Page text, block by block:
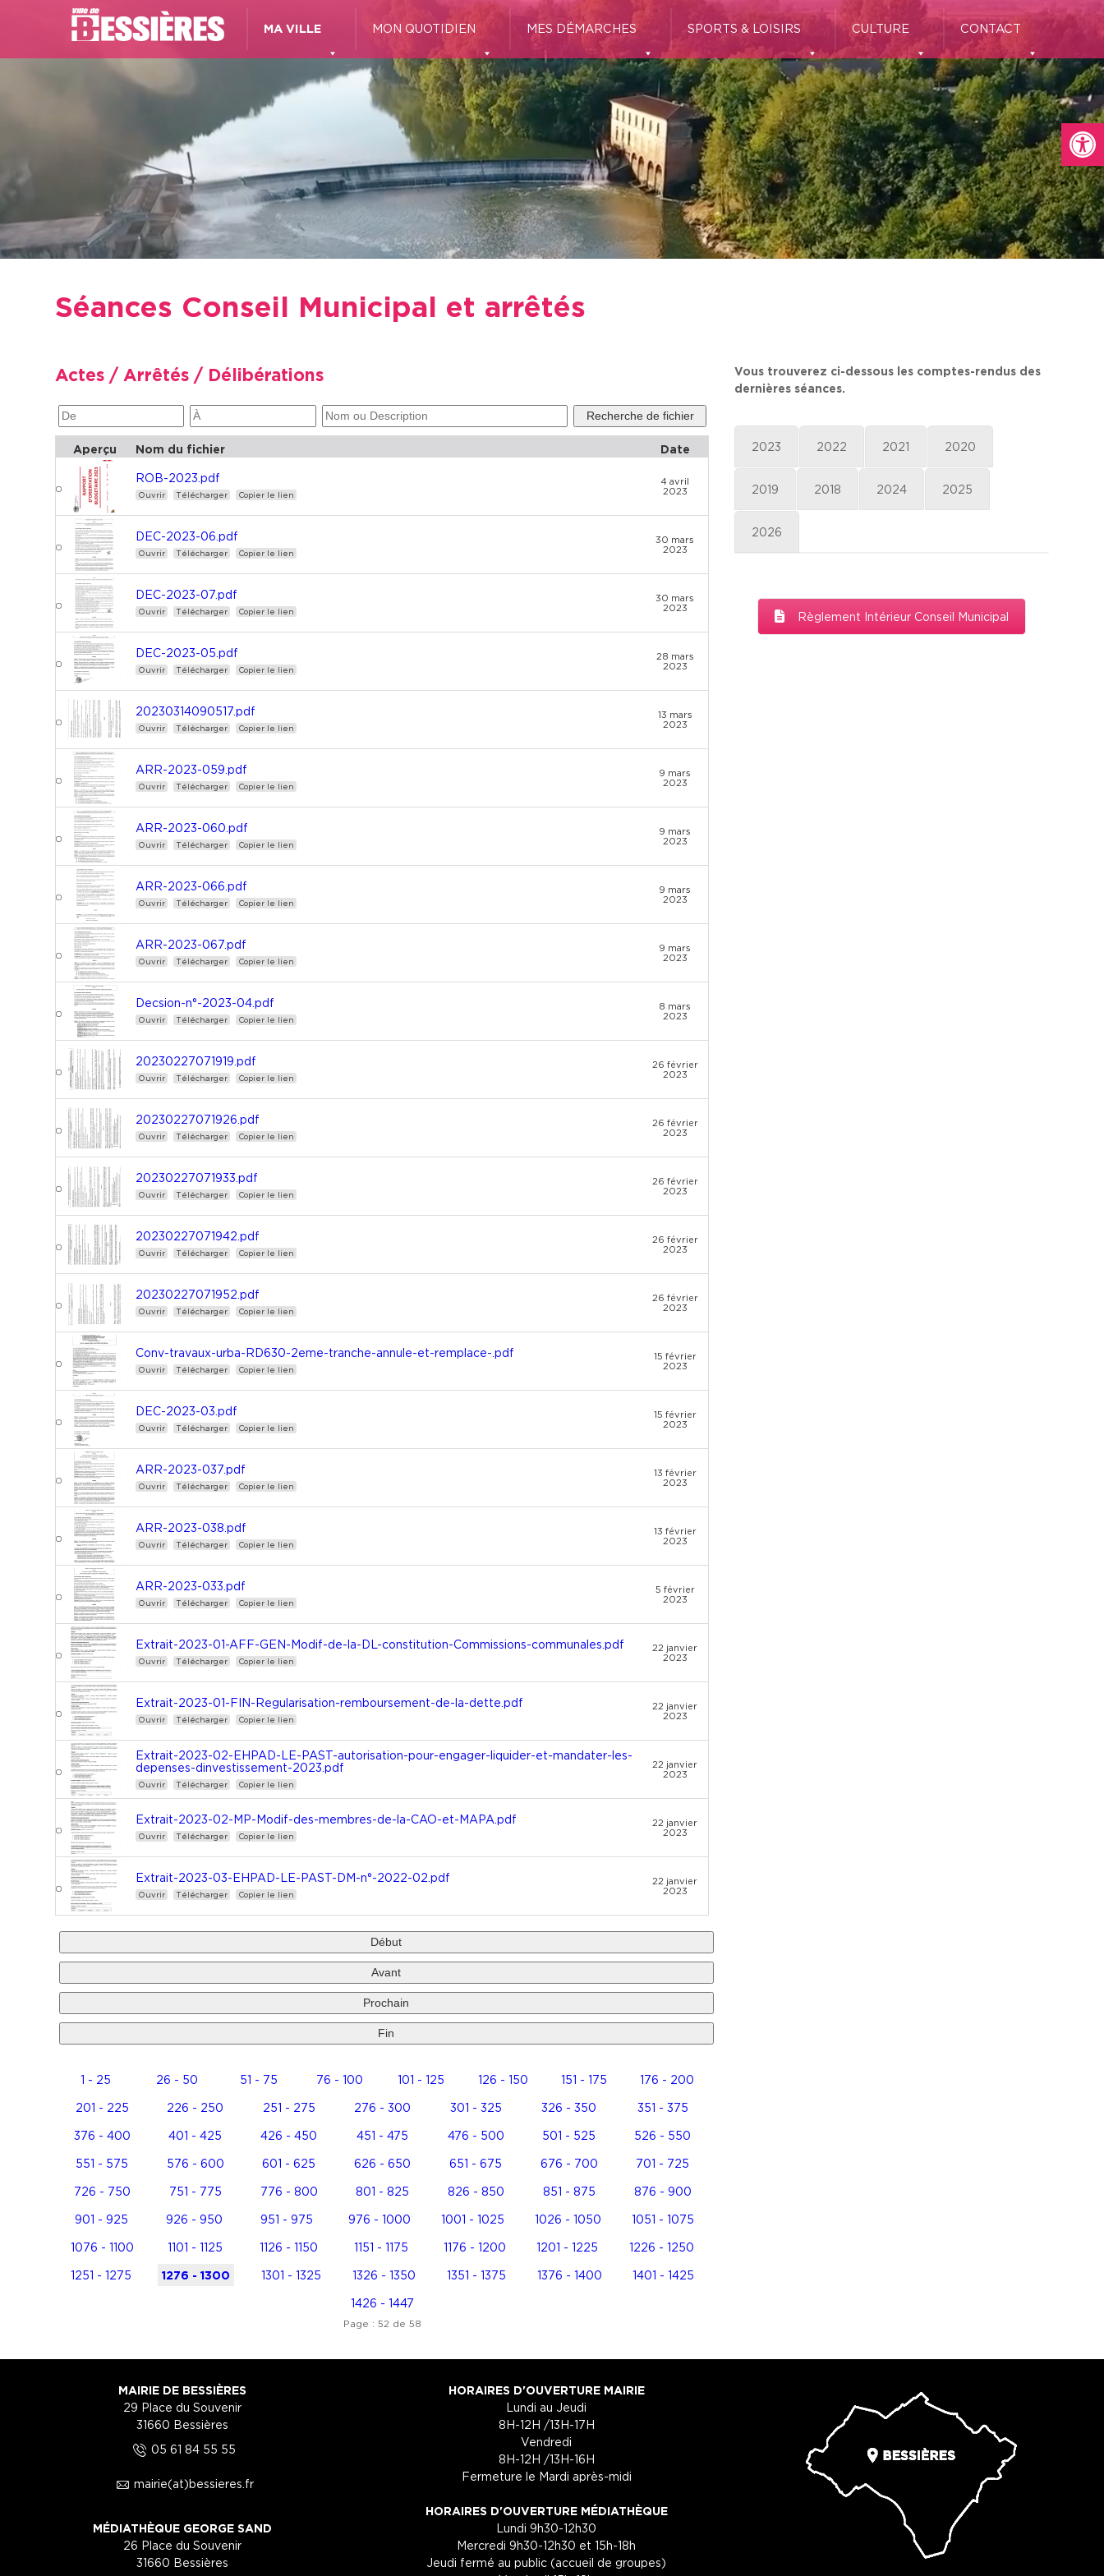
MA VILLE MON QUOTIDIEN MES DÉMARCHES SPORTS & LOISIRS CULTURE CONTACT
Séances Conseil Municipal et arrêtés
Actes / Arrêtés / Délibérations
Aperçu Nom du fichier Date
ROB-2023.pdf
Ouvrir Télécharger Copier le lien
4 avril
2023
DEC-2023-06.pdf
Ouvrir Télécharger Copier le lien
30 mars
2023
DEC-2023-07.pdf
Ouvrir Télécharger Copier le lien
30 mars
2023
DEC-2023-05.pdf
Ouvrir Télécharger Copier le lien
28 mars
2023
20230314090517.pdf
Ouvrir Télécharger Copier le lien
13 mars
2023
ARR-2023-059.pdf
Ouvrir Télécharger Copier le lien
9 mars
2023
ARR-2023-060.pdf
Ouvrir Télécharger Copier le lien
9 mars
2023
ARR-2023-066.pdf
Ouvrir Télécharger Copier le lien
9 mars
2023
ARR-2023-067.pdf
Ouvrir Télécharger Copier le lien
9 mars
2023
Decsion-n°-2023-04.pdf
Ouvrir Télécharger Copier le lien
8 mars
2023
20230227071919.pdf
Ouvrir Télécharger Copier le lien
26 février
2023
20230227071926.pdf
Ouvrir Télécharger Copier le lien
26 février
2023
20230227071933.pdf
Ouvrir Télécharger Copier le lien
26 février
2023
20230227071942.pdf
Ouvrir Télécharger Copier le lien
26 février
2023
20230227071952.pdf
Ouvrir Télécharger Copier le lien
26 février
2023
Conv-travaux-urba-RD630-2eme-tranche-annule-et-remplace-.pdf
Ouvrir Télécharger Copier le lien
15 février
2023
DEC-2023-03.pdf
Ouvrir Télécharger Copier le lien
15 février
2023
ARR-2023-037.pdf
Ouvrir Télécharger Copier le lien
13 février
2023
ARR-2023-038.pdf
Ouvrir Télécharger Copier le lien
13 février
2023
ARR-2023-033.pdf
Ouvrir Télécharger Copier le lien
5 février
2023
Extrait-2023-01-AFF-GEN-Modif-de-la-DL-constitution-Commissions-communales.pdf
Ouvrir Télécharger Copier le lien
22 janvier
2023
Extrait-2023-01-FIN-Regularisation-remboursement-de-la-dette.pdf
Ouvrir Télécharger Copier le lien
22 janvier
2023
Extrait-2023-02-EHPAD-LE-PAST-autorisation-pour-engager-liquider-et-mandater-les-
depenses-dinvestissement-2023.pdf
Ouvrir Télécharger Copier le lien
22 janvier
2023
Extrait-2023-02-MP-Modif-des-membres-de-la-CAO-et-MAPA.pdf
Ouvrir Télécharger Copier le lien
22 janvier
2023
Extrait-2023-03-EHPAD-LE-PAST-DM-n°-2022-02.pdf
Ouvrir Télécharger Copier le lien
22 janvier
2023
Début
Avant
Prochain
Fin
1 - 25 26 - 50 51 - 75 76 - 100 101 - 125 126 - 150 151 - 175 176 - 200
201 - 225 226 - 250 251 - 275 276 - 300 301 - 325 326 - 350 351 - 375
376 - 400 401 - 425 426 - 450 451 - 475 476 - 500 501 - 525 526 - 550
551 - 575 576 - 600 601 - 625 626 - 650 651 - 675 676 - 700 701 - 725
726 - 750 751 - 775 776 - 800 801 - 825 826 - 850 851 - 875 876 - 900
901 - 925 926 - 950 951 - 975 976 - 1000 1001 - 1025 1026 - 1050 1051 - 1075
1076 - 1100 1101 - 1125 1126 - 1150 1151 - 1175 1176 - 1200 1201 - 1225 1226 - 1250
1251 - 1275 1276 - 1300 1301 - 1325 1326 - 1350 1351 - 1375 1376 - 1400 1401 - 1425
1426 - 1447
Page : 52 de 58
Vous trouverez ci-dessous les comptes-rendus des
dernières séances.
2023 2022 2021 2020
2019 2018 2024 2025
2026
Règlement Intérieur Conseil Municipal
MAIRIE DE BESSIÈRES
29 Place du Souvenir
31660 Bessières
505 61 84 55 55
1 mairie(at)bessieres.fr
MÉDIATHÈQUE GEORGE SAND
26 Place du Souvenir
31660 Bessières
HORAIRES D'OUVERTURE MAIRIE
Lundi au Jeudi
8H-12H /13H-17H
Vendredi
8H-12H /13H-16H
Fermeture le Mardi après-midi
HORAIRES D'OUVERTURE MÉDIATHÈQUE
Lundi 9h30-12h30
Mercredi 9h30-12h30 et 15h-18h
Jeudi fermé au public (accueil de groupes)